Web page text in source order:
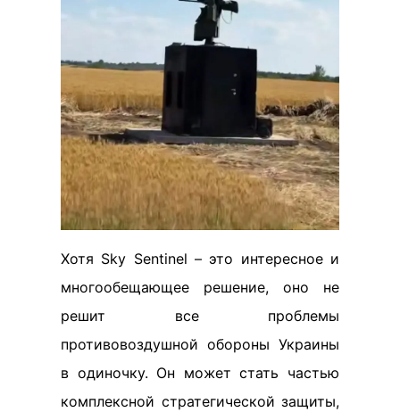
Хотя Sky Sentinel – это интересное и
многообещающее решение, оно не
решит все проблемы
противовоздушной обороны Украины
в одиночку. Он может стать частью
комплексной стратегической защиты,